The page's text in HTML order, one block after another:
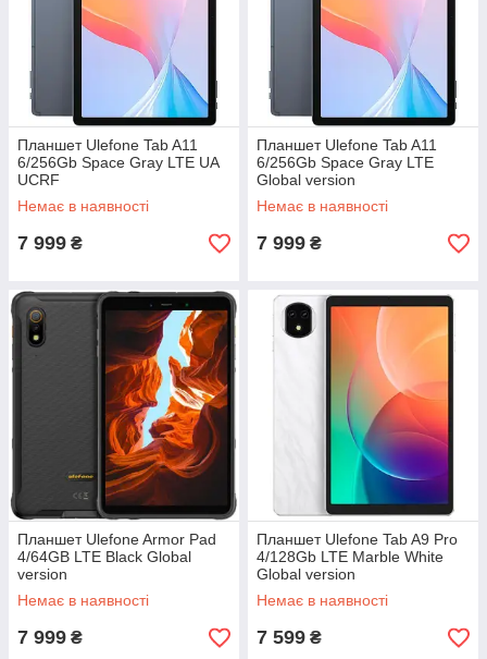
Планшет Ulefone Tab A11
6/256Gb Space Gray LTE UA
UCRF
Немає в наявності
7 999 ₴
Планшет Ulefone Tab A11
6/256Gb Space Gray LTE
Global version
Немає в наявності
7 999 ₴
Планшет Ulefone Armor Pad
4/64GB LTE Black Global
version
Немає в наявності
7 999 ₴
Планшет Ulefone Tab A9 Pro
4/128Gb LTE Marble White
Global version
Немає в наявності
7 599 ₴